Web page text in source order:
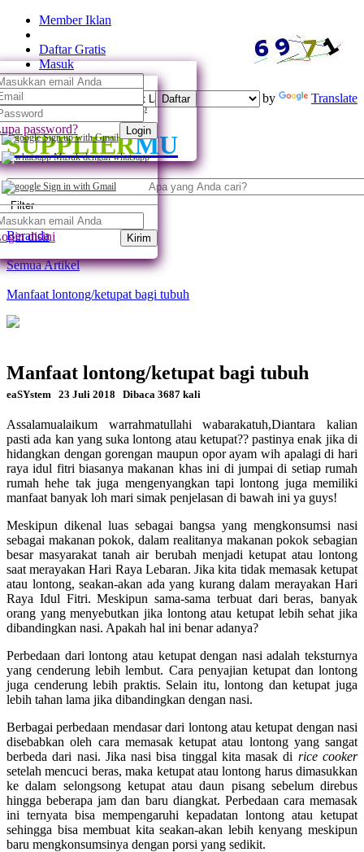
Member Iklan
Daftar Gratis
Daftar
Daftar dengan whatsapp
Sign up with Gmail
Masuk
password? Login
Masuk dengan whatsapp
Sign in with Gmail
disini Kirim
Powered by Translate
SUPPLIERMU
Filter
Beranda
Semua Artikel
Manfaat lontong/ketupat bagi tubuh
Manfaat lontong/ketupat bagi tubuh
eaSYstem 23 Juli 2018 Dibaca 3687 kali
Assalamualaikum warrahmatullahi wabarakatuh,Diantara kalian
pasti ada kan yang suka lontong atau ketupat?? pastinya enak jika di
hidangkan dengan gorengan maupun opor ayam wih apalagi di hari
raya idul fitri biasanya makanan khas ini di jumpai di setiap rumah
rumah hehe tak juga mengenyangkan tapi lontong juga memiliki
manfaat banyak loh mari simak penjelasan di bawah ini ya guys!
Meskipun dikenal luas sebagai bangsa yang mengkonsumsi nasi
sebagai makanan pokok, dalam realitanya makanan pokok sebagian
besar masyarakat tanah air berubah menjadi ketupat atau lontong
saat merayakan Hari Raya Lebaran. Jika kita tidak memasak ketupat
atau lontong, seakan-akan ada yang kurang dalam merayakan Hari
Raya Idul Fitri. Meskipun sama-sama terbuat dari beras, banyak
orang yang menyebutkan jika lontong atau ketupat lebih sehat jika
dibandingkan nasi. Apakah hal ini benar adanya?
Perbedaan dari lontong atau ketupat dengan nasi adalah teksturnya
yang cenderung lebih lembut. Cara penyajian ketupat dan lontong
juga cenderung lebih praktis. Selain itu, lontong dan ketupat juga
lebih tahan lama jika dibandingkan dengan nasi.
Berbagai perbedaan mendasar dari lontong atau ketupat dengan nasi
disebabkan oleh cara memasak ketupat atau lontong yang sangat
berbeda dari nasi. Jika nasi bisa tinggal kita masak di rice cooker
setelah mencuci beras, maka ketupat atau lontong harus dimasukkan
ke dalam selongsong ketupat atau daun pisang sebelum direbus
hingga beberapa jam dan baru diangkat. Perbedaan cara memasak
ini ternyata bisa mempengaruhi kepadatan lontong atau ketupat
sehingga bisa membuat kita seakan-akan lebih kenyang meskipun
baru mengkonsumsinya dengan porsi yang sedikit.